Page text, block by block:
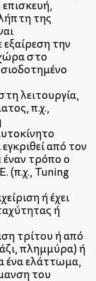
της
την
στο
λειτουργία,
π.χ.,
από τον
έναν τρόπο ο
(π.χ., Tuning
ή έχει
ή
τρίτου ή από
πλημμύρα) ή
ένα ελάττωμα,
του